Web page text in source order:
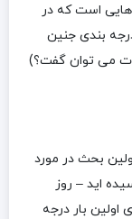
است که در
بندی جنین
می توان گفت؟)
بحث در مورد
خود گذشته اید و اکنون به روز 3 رسیده اید – روز
اولین بار درجه